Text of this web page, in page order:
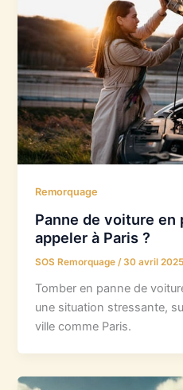
Remorquage
Panne de voiture en
appeler à Paris ?
SOS Remorquage/ 30 avril 2025
Tomber en panne de
une situation stressante,
ville comme Paris.